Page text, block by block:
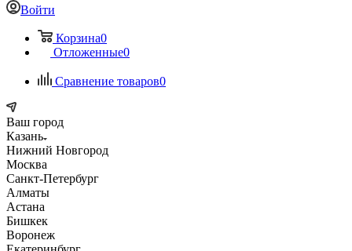
Войти
Корзина0
Отложенные0
Сравнение товаров0
Ваш город
Казань
Нижний Новгород
Москва
Санкт-Петербург
Алматы
Астана
Бишкек
Воронеж